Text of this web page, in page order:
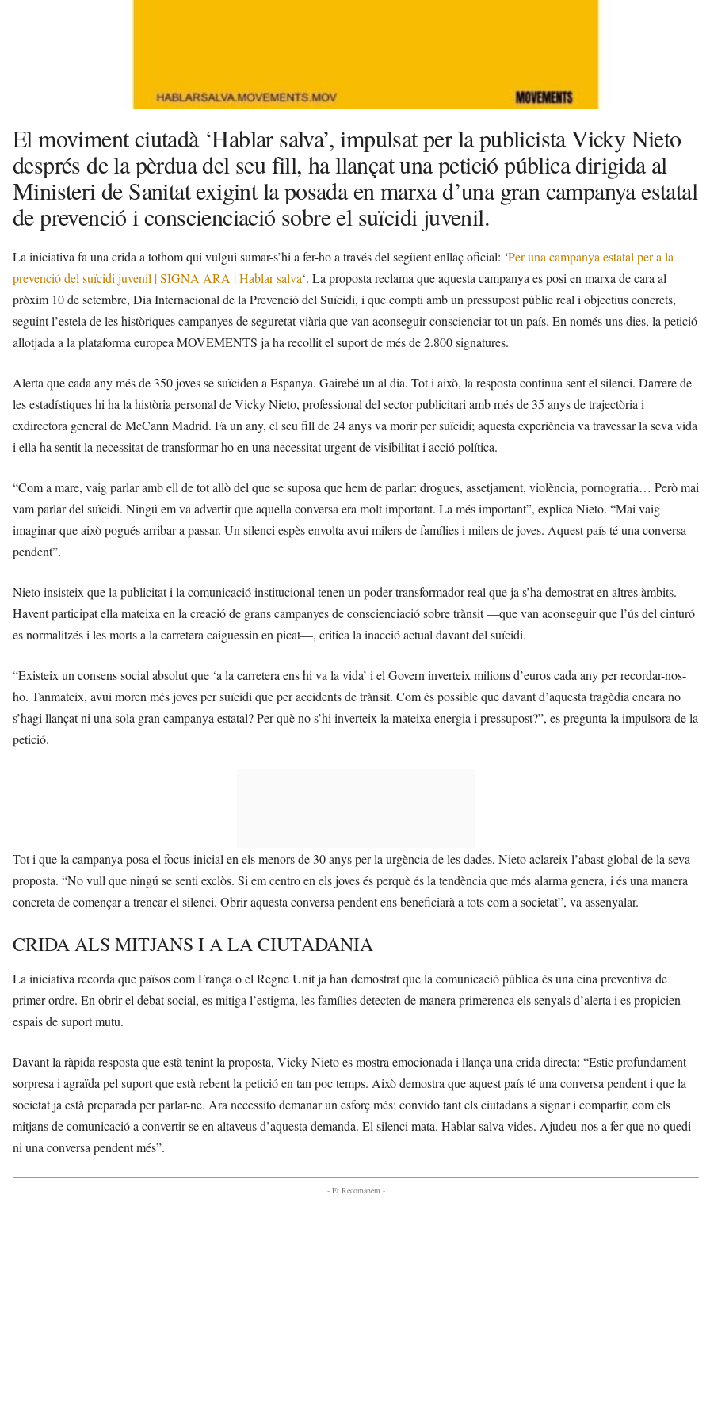
El moviment ciutadà ‘Hablar salva’, impulsat per la publicista Vicky Nieto
després de la pèrdua del seu fill, ha llançat una petició pública dirigida al
Ministeri de Sanitat exigint la posada en marxa d’una gran campanya estatal
de prevenció i conscienciació sobre el suïcidi juvenil.
La iniciativa fa una crida a tothom qui vulgui sumar-s’hi a fer-ho a través del següent enllaç oficial: ‘Per una campanya estatal per a la
prevenció del suïcidi juvenil | SIGNA ARA | Hablar salva‘. La proposta reclama que aquesta campanya es posi en marxa de cara al
pròxim 10 de setembre, Dia Internacional de la Prevenció del Suïcidi, i que compti amb un pressupost públic real i objectius concrets,
seguint l’estela de les històriques campanyes de seguretat viària que van aconseguir conscienciar tot un país. En només uns dies, la petició
allotjada a la plataforma europea MOVEMENTS ja ha recollit el suport de més de 2.800 signatures.
Alerta que cada any més de 350 joves se suïciden a Espanya. Gairebé un al dia. Tot i això, la resposta continua sent el silenci. Darrere de
les estadístiques hi ha la història personal de Vicky Nieto, professional del sector publicitari amb més de 35 anys de trajectòria i
exdirectora general de McCann Madrid. Fa un any, el seu fill de 24 anys va morir per suïcidi; aquesta experiència va travessar la seva vida
i ella ha sentit la necessitat de transformar-ho en una necessitat urgent de visibilitat i acció política.
“Com a mare, vaig parlar amb ell de tot allò del que se suposa que hem de parlar: drogues, assetjament, violència, pornografia… Però mai
vam parlar del suïcidi. Ningú em va advertir que aquella conversa era molt important. La més important”, explica Nieto. “Mai vaig
imaginar que això pogués arribar a passar. Un silenci espès envolta avui milers de famílies i milers de joves. Aquest país té una conversa
pendent”.
Nieto insisteix que la publicitat i la comunicació institucional tenen un poder transformador real que ja s’ha demostrat en altres àmbits.
Havent participat ella mateixa en la creació de grans campanyes de conscienciació sobre trànsit —que van aconseguir que l’ús del cinturó
es normalitzés i les morts a la carretera caiguessin en picat—, critica la inacció actual davant del suïcidi.
“Existeix un consens social absolut que ‘a la carretera ens hi va la vida’ i el Govern inverteix milions d’euros cada any per recordar-nos-
ho. Tanmateix, avui moren més joves per suïcidi que per accidents de trànsit. Com és possible que davant d’aquesta tragèdia encara no
s’hagi llançat ni una sola gran campanya estatal? Per què no s’hi inverteix la mateixa energia i pressupost?”, es pregunta la impulsora de la
petició.
Tot i que la campanya posa el focus inicial en els menors de 30 anys per la urgència de les dades, Nieto aclareix l’abast global de la seva
proposta. “No vull que ningú se senti exclòs. Si em centro en els joves és perquè és la tendència que més alarma genera, i és una manera
concreta de començar a trencar el silenci. Obrir aquesta conversa pendent ens beneficiarà a tots com a societat”, va assenyalar.
CRIDA ALS MITJANS I A LA CIUTADANIA
La iniciativa recorda que països com França o el Regne Unit ja han demostrat que la comunicació pública és una eina preventiva de
primer ordre. En obrir el debat social, es mitiga l’estigma, les famílies detecten de manera primerenca els senyals d’alerta i es propicien
espais de suport mutu.
Davant la ràpida resposta que està tenint la proposta, Vicky Nieto es mostra emocionada i llança una crida directa: “Estic profundament
sorpresa i agraïda pel suport que està rebent la petició en tan poc temps. Això demostra que aquest país té una conversa pendent i que la
societat ja està preparada per parlar-ne. Ara necessito demanar un esforç més: convido tant els ciutadans a signar i compartir, com els
mitjans de comunicació a convertir-se en altaveus d’aquesta demanda. El silenci mata. Hablar salva vides. Ajudeu-nos a fer que no quedi
ni una conversa pendent més”.
- Et Recomanem -